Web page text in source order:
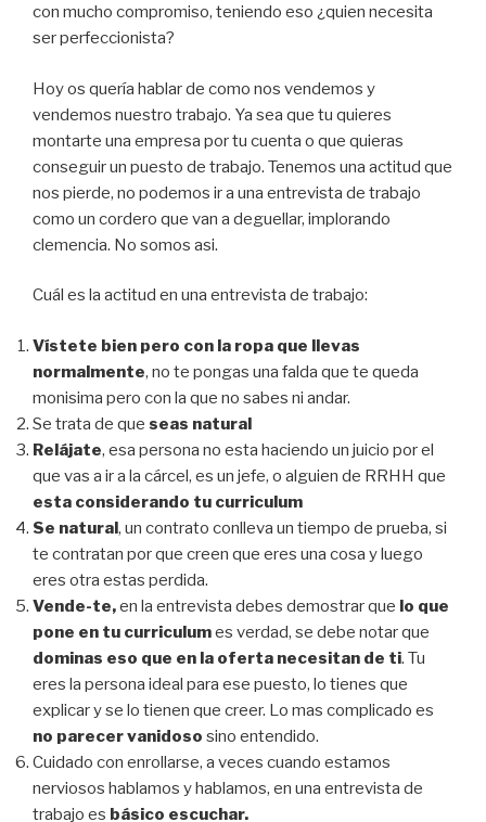
con mucho compromiso, teniendo eso ¿quien necesita
ser perfeccionista?
Hoy os quería hablar de como nos vendemos y
vendemos nuestro trabajo. Ya sea que tu quieres
montarte una empresa por tu cuenta o que quieras
conseguir un puesto de trabajo. Tenemos una actitud que
nos pierde, no podemos ir a una entrevista de trabajo
como un cordero que van a deguellar, implorando
clemencia. No somos asi.
Cuál es la actitud en una entrevista de trabajo:
Vístete bien pero con la ropa que llevas
normalmente, no te pongas una falda que te queda
monisima pero con la que no sabes ni andar.
Se trata de que seas natural
Relájate, esa persona no esta haciendo un juicio por el
que vas a ir a la cárcel, es un jefe, o alguien de RRHH que
esta considerando tu curriculum
Se natural, un contrato conlleva un tiempo de prueba, si
te contratan por que creen que eres una cosa y luego
eres otra estas perdida.
Vende-te,en la entrevista debes demostrar que lo que
pone en tu curriculumes verdad, se debe notar que
dominas eso que en la oferta necesitan de ti. Tu
eres la persona ideal para ese puesto, lo tienes que
explicar y se lo tienen que creer. Lo mas complicado es
no parecer vanidoso sino entendido.
Cuidado con enrollarse, a veces cuando estamos
nerviosos hablamos y hablamos, en una entrevista de
trabajo es básico escuchar.